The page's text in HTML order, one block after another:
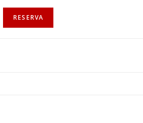
RESERVA